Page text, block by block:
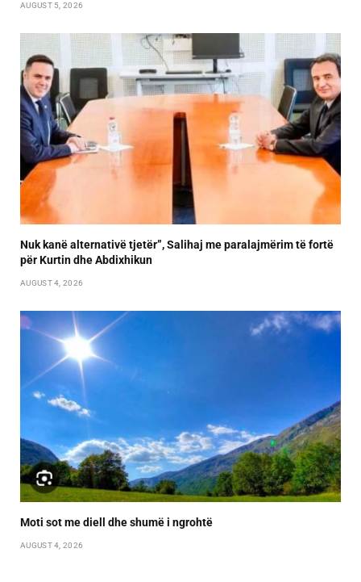
AUGUST 5, 2026
Nuk kanë alternativë tjetër”, Salihaj me paralajmërim të fortë
për Kurtin dhe Abdixhikun
AUGUST 4, 2026
Moti sot me diell dhe shumë i ngrohtë
AUGUST 4, 2026